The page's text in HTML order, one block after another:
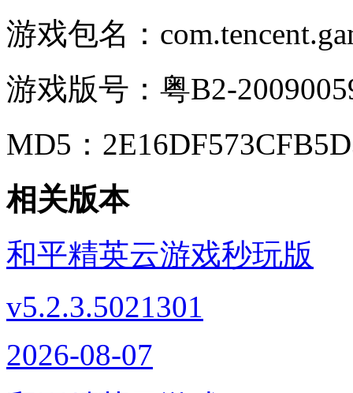
游戏包名：
游戏版号： 粤B2-
MD5：
相关版本
和平精英云游戏秒玩版
v5.2.3.5021301
2026-08-07